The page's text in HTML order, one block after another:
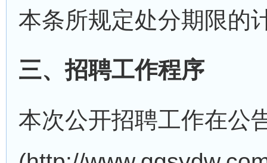
本条所规定处分期限的
三、招聘工作程序
本次公开招聘工作在公